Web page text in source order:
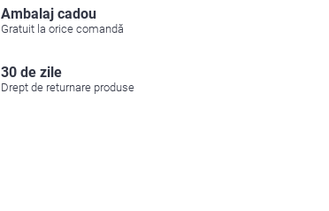
Ambalaj cadou
Gratuit la orice comandă
30 de zile
Drept de returnare produse